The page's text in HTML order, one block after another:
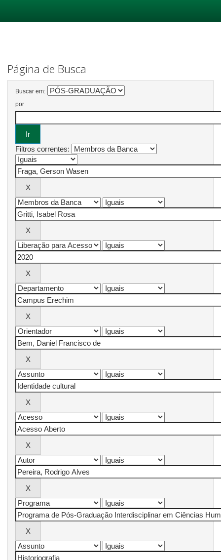
Página de Busca
Buscar em:
por
Filtros correntes: